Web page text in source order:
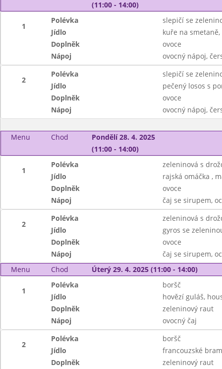
(11:00 - 14:00)
1
Polévka
slepičí se
Jídlo
kuře na
Doplněk
ovoce
Nápoj
ovocný nápoj,
2
Polévka
slepičí se
Jídlo
pečený losos s
Doplněk
ovoce
Nápoj
ovocný nápoj,
Menu Chod
Pondělí 28. 4. 2025
(11:00 - 14:00)
1
Polévka
zeleninová s
Jídlo
rajská omáčka ,
Doplněk
ovoce
Nápoj
čaj se sirupem,
2
Polévka
zeleninová s
Jídlo
gyros se
Doplněk
ovoce
Nápoj
čaj se sirupem,
Menu
Chod Úterý 29. 4. 2025 (11:00 - 14:00)
1
Polévka
boršč
Jídlo
hovězí guláš,
Doplněk
zeleninový raut
Nápoj
ovocný čaj
2
Polévka
boršč
Jídlo
francouzské
Doplněk
zeleninový raut